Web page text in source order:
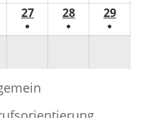
2024
2024
2024
Dezember
2727.
Dezember
●
2828.
Dezember
●
2929.
●